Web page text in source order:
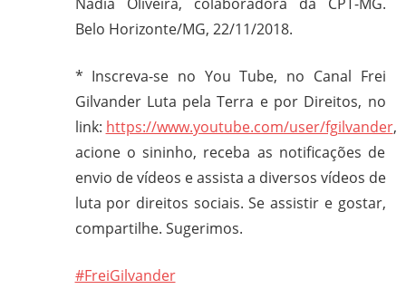
Belo Horizonte/MG, 22/11/2018.
* Inscreva-se no You Tube, no Canal Frei
Gilvander Luta pela Terra e por Direitos, no
link: https://www.youtube.com/user/fgilvander,
acione o sininho, receba as notificações de
envio de vídeos e assista a diversos vídeos de
luta por direitos sociais. Se assistir e gostar,
compartilhe. Sugerimos.
#FreiGilvander